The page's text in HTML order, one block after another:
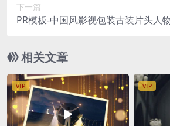
下一篇
PR模板-中国风影视包装古装片头人
相关文章
VIP VIP